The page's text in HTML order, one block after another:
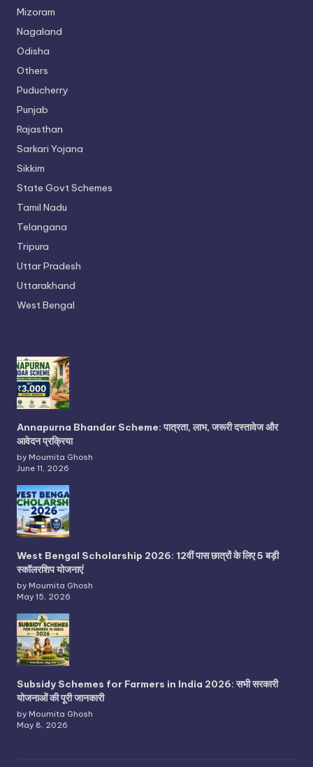
Mizoram
Nagaland
Odisha
Others
Puducherry
Punjab
Rajasthan
Sarkari Yojana
Sikkim
State Govt Schemes
Tamil Nadu
Telangana
Tripura
Uttar Pradesh
Uttarakhand
West Bengal
Annapurna Bhandar Scheme: पात्रता, लाभ, जरूरी दस्तावेज और
आवेदन प्रक्रिया
by Moumita Ghosh
June 11, 2026
West Bengal Scholarship 2026: 12वीं पास छात्रों के लिए 5 बड़ी
स्कॉलरशिप योजनाएं
by Moumita Ghosh
May 15, 2026
Subsidy Schemes for Farmers in India 2026: सभी सरकारी
योजनाओं की पूरी जानकारी
by Moumita Ghosh
May 8, 2026